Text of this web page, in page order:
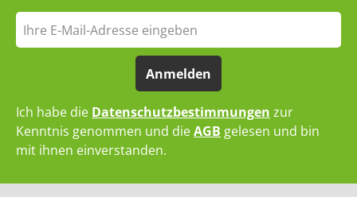
Anmelden
Ich habe die Datenschutzbestimmungen zur
Kenntnis genommen und dieAGB gelesen und bin
mit ihnen einverstanden.